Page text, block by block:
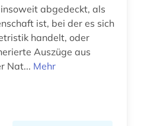
abgedeckt, als
ist, bei der es sich
handelt, oder
Auszüge aus
Nat... Mehr